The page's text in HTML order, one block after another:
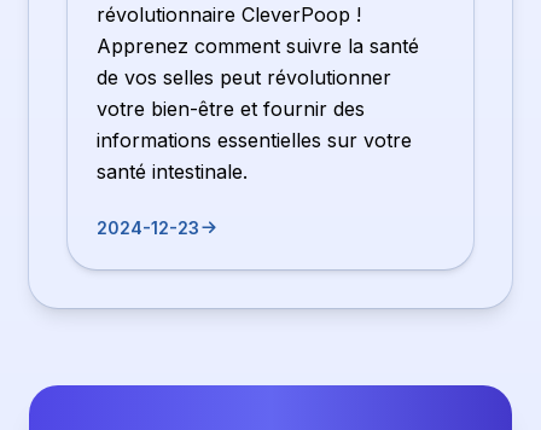
révolutionnaire CleverPoop !
Apprenez comment suivre la santé
de vos selles peut révolutionner
votre bien-être et fournir des
informations essentielles sur votre
santé intestinale.
2024-12-23